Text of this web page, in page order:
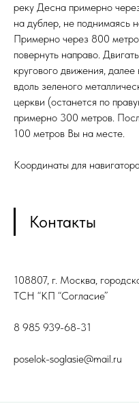
реку Десна примерно
на дублер, не поднимаясь
Примерно через 800
повернуть направо.
кругового движения,
вдоль зеленого
церкви (останется по
примерно 300 метров.
100 метров Вы на месте.
Координаты для
Контакты
108807, г. Москва,
ТСН “КП “Согласие”
8 985 939-68-31
poselok-soglasie@mail.ru